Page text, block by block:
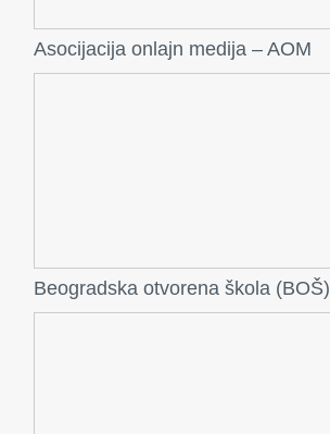
Asocijacija onlajn medija – AOM
Beogradska otvorena škola (BOŠ)